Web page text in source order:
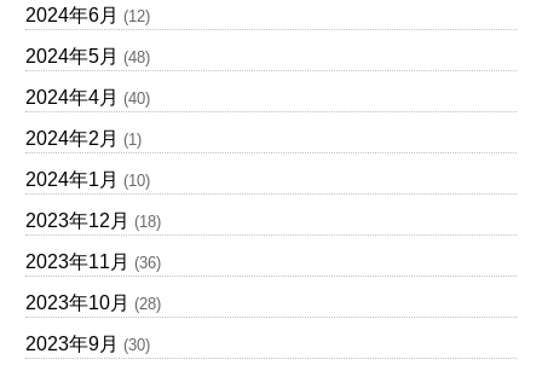
2024年6月 (12)
2024年5月 (48)
2024年4月 (40)
2024年2月 (1)
2024年1月 (10)
2023年12月 (18)
2023年11月 (36)
2023年10月 (28)
2023年9月 (30)